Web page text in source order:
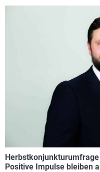
Positive Impulse bleiben